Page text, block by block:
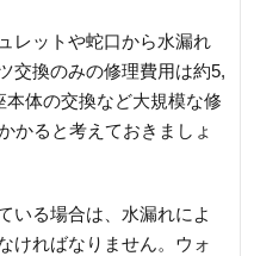
レットや蛇口から水漏れ
交換のみの修理費用は約5,
体の交換など大規模な修
かると考えておきましょ
いる場合は、水漏れによ
ければなりません。ウォ